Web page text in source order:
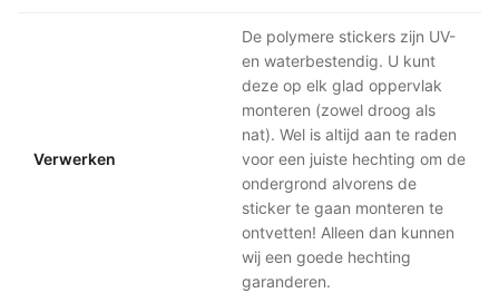
Verwerken
De polymere stickers zijn UV-
en waterbestendig. U kunt
deze op elk glad oppervlak
monteren (zowel droog als
nat). Wel is altijd aan te raden
voor een juiste hechting om de
ondergrond alvorens de
sticker te gaan monteren te
ontvetten! Alleen dan kunnen
wij een goede hechting
garanderen.